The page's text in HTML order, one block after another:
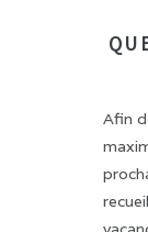
Afin